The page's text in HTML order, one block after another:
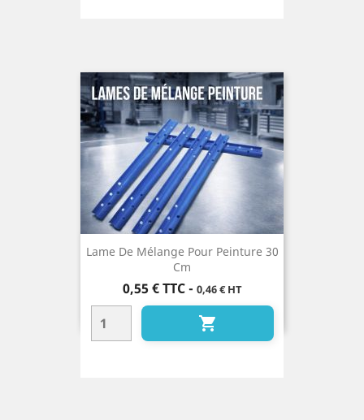
Lame De Mélange Pour Peinture 30
Cm
Prix
0,55 € TTC- 0,46 € HT
